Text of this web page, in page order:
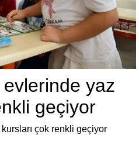
evlerinde yaz
geçiyor
çok renkli geçiyor